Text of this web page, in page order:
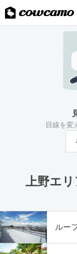
目線を変
上野エ
ルー